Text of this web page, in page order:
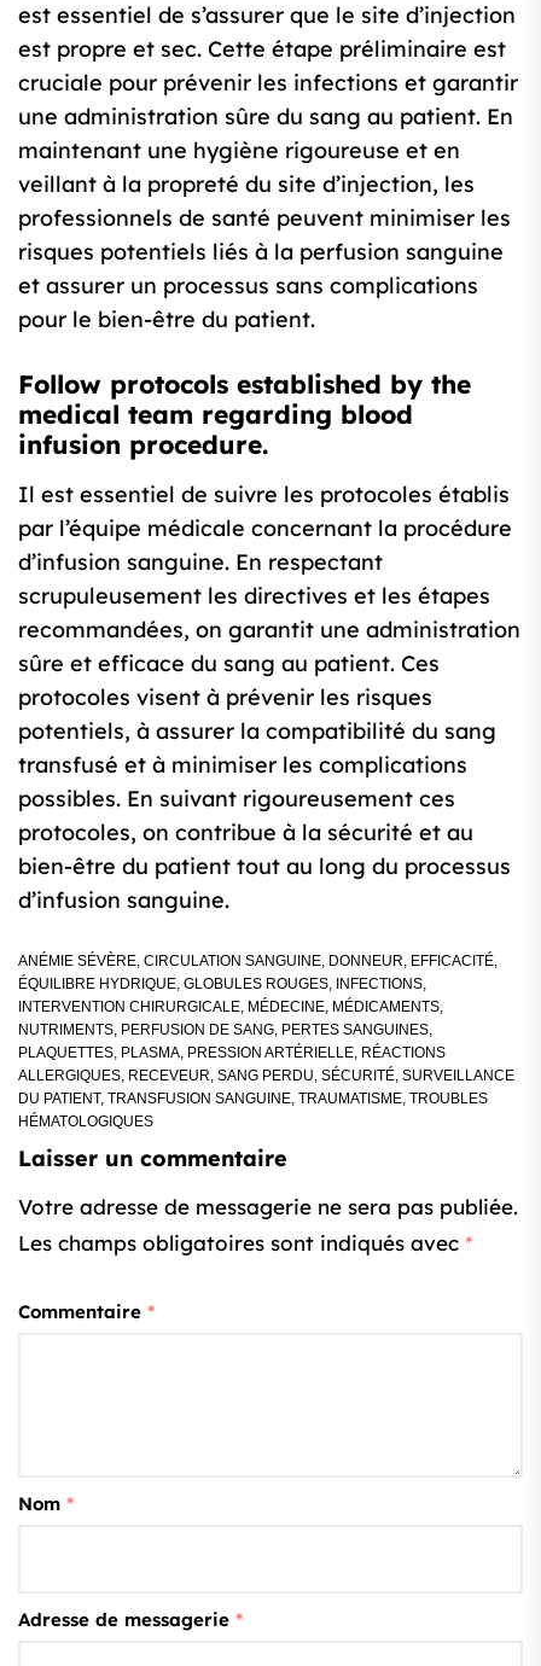
est essentiel de s’assurer que le site d’injection
est propre et sec. Cette étape préliminaire est
cruciale pour prévenir les infections et garantir
une administration sûre du sang au patient. En
maintenant une hygiène rigoureuse et en
veillant à la propreté du site d’injection, les
professionnels de santé peuvent minimiser les
risques potentiels liés à la perfusion sanguine
et assurer un processus sans complications
pour le bien-être du patient.
Follow protocols established by the
medical team regarding blood
infusion procedure.
Il est essentiel de suivre les protocoles établis
par l’équipe médicale concernant la procédure
d’infusion sanguine. En respectant
scrupuleusement les directives et les étapes
recommandées, on garantit une administration
sûre et efficace du sang au patient. Ces
protocoles visent à prévenir les risques
potentiels, à assurer la compatibilité du sang
transfusé et à minimiser les complications
possibles. En suivant rigoureusement ces
protocoles, on contribue à la sécurité et au
bien-être du patient tout au long du processus
d’infusion sanguine.
ANÉMIE SÉVÈRE, CIRCULATION SANGUINE, DONNEUR, EFFICACITÉ,
ÉQUILIBRE HYDRIQUE, GLOBULES ROUGES, INFECTIONS,
INTERVENTION CHIRURGICALE, MÉDECINE, MÉDICAMENTS,
NUTRIMENTS, PERFUSION DE SANG, PERTES SANGUINES,
PLAQUETTES, PLASMA, PRESSION ARTÉRIELLE, RÉACTIONS
ALLERGIQUES, RECEVEUR, SANG PERDU, SÉCURITÉ, SURVEILLANCE
DU PATIENT, TRANSFUSION SANGUINE, TRAUMATISME, TROUBLES
HÉMATOLOGIQUES
Laisser un commentaire
Votre adresse de messagerie ne sera pas publiée.
Les champs obligatoires sont indiqués avec *
Commentaire *
Nom *
Adresse de messagerie *